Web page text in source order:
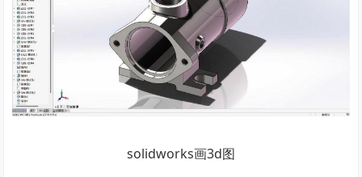
solidworks画3d图